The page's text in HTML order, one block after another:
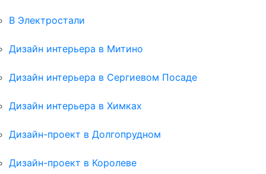
В Электростали
Дизайн интерьера в Митино
Дизайн интерьера в Сергиевом Посаде
Дизайн интерьера в Химках
Дизайн-проект в Долгопрудном
Дизайн-проект в Королеве